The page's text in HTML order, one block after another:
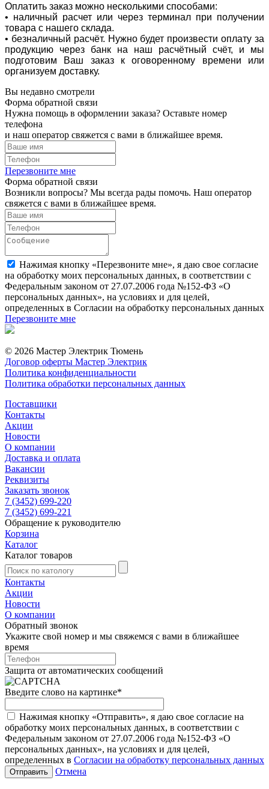
Оплатить заказ можно несколькими способами:
• наличный расчет или через терминал при получении
товара с нашего склада.
• безналичный расчёт. Нужно будет произвести оплату за
продукцию через банк на наш расчётный счёт, и мы
подготовим Ваш заказ к оговоренному времени или
организуем доставку.
Вы недавно смотрели
Форма обратной связи
Нужна помощь в оформлении заказа? Оставьте номер
телефона
и наш оператор свяжется с вами в ближайшее время.
Перезвоните мне
Форма обратной связи
Возникли вопросы? Мы всегда рады помочь. Наш оператор
свяжется с вами в ближайшее время.
Нажимая кнопку «Перезвоните мне», я даю свое согласие
на обработку моих персональных данных, в соответствии с
Федеральным законом от 27.07.2006 года №152-ФЗ «О
персональных данных», на условиях и для целей,
определенных в Согласии на обработку персональных данных
Перезвоните мне
© 2026 Мастер Электрик Тюмень
Договор оферты Мастер Электрик
Политика конфиденциальности
Политика обработки персональных данных
Поставщики
Контакты
Акции
Новости
О компании
Доставка и оплата
Вакансии
Реквизиты
Заказать звонок
7 (3452) 699-220
7 (3452) 699-221
Обращение к руководителю
Корзина
Каталог
Каталог товаров
Контакты
Акции
Новости
О компании
Обратный звонок
Укажите свой номер и мы свяжемся с вами в ближайшее
время
Защита от автоматических сообщений
Введите слово на картинке*
Нажимая кнопку «Отправить», я даю свое согласие на
обработку моих персональных данных, в соответствии с
Федеральным законом от 27.07.2006 года №152-ФЗ «О
персональных данных», на условиях и для целей,
определенных в Согласии на обработку персональных данных
Отмена